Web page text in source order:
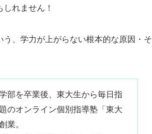
れません！
、学力が上がらない根本的な原因・そ
部を卒業後、東大生から毎日指
のオンライン個別指導塾「東大
業。